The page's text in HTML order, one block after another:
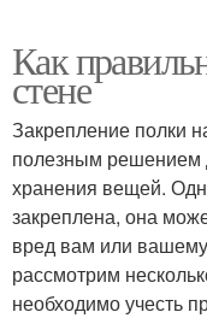
Как
стене
Закрепление полки
полезным решением
хранения вещей.
закреплена, она
вред вам или
рассмотрим
необходимо учесть